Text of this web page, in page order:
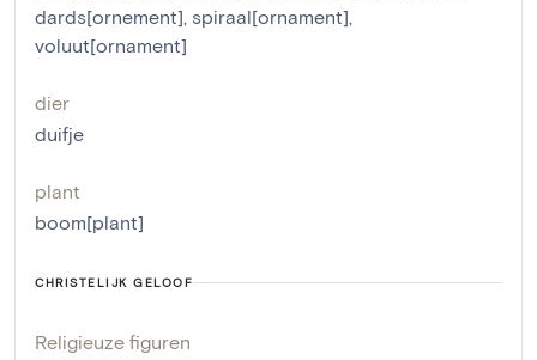
dards[ornement], spiraal[ornament],
voluut[ornament]
dier
duifje
plant
boom[plant]
CHRISTELIJK GELOOF
Religieuze figuren